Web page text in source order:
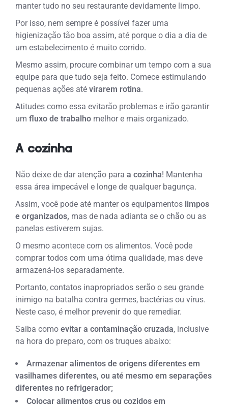
manter tudo no seu restaurante devidamente limpo.
Por isso, nem sempre é possível fazer uma
higienização tão boa assim, até porque o dia a dia de
um estabelecimento é muito corrido.
Mesmo assim, procure combinar um tempo com a sua
equipe para que tudo seja feito. Comece estimulando
pequenas ações atévirarem rotina.
Atitudes como essa evitarão problemas e irão garantir
umfluxo de trabalho melhor e mais organizado.
A cozinha
Não deixe de dar atenção para a cozinha! Mantenha
essa área impecável e longe de qualquer bagunça.
Assim, você pode até manter os equipamentos limpos
e organizados, mas de nada adianta se o chão ou as
panelas estiverem sujas.
O mesmo acontece com os alimentos. Você pode
comprar todos com uma ótima qualidade, mas deve
armazená-los separadamente.
Portanto, contatos inapropriados serão o seu grande
inimigo na batalha contra germes, bactérias ou vírus.
Neste caso, é melhor prevenir do que remediar.
Saiba comoevitar a contaminação cruzada, inclusive
na hora do preparo, com os truques abaixo:
Armazenar alimentos de origens diferentes em
vasilhames diferentes, ou até mesmo em separações
diferentes no refrigerador;
Colocar alimentos crus ou cozidos em